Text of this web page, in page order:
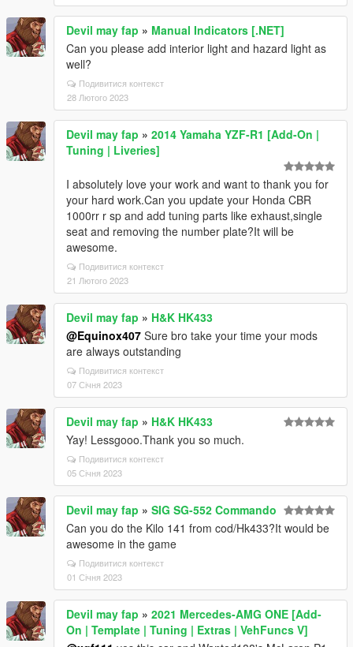
Devil may fap » Manual Indicators [.NET]
Can you please add interior light and hazard light as
well?
Подивитися контекст
28 Лютого 2023
Devil may fap » 2014 Yamaha YZF-R1 [Add-On |
Tuning | Liveries]
I absolutely love your work and want to thank you for
your hard work.Can you update your Honda CBR
1000rr r sp and add tuning parts like exhaust,single
seat and removing the number plate?It will be
awesome.
Подивитися контекст
21 Лютого 2023
Devil may fap » H&K HK433
@Equinox407 Sure bro take your time your mods
are always outstanding
Подивитися контекст
07 Січня 2023
Devil may fap » H&K HK433
Yay! Lessgooo.Thank you so much.
Подивитися контекст
05 Січня 2023
Devil may fap » SIG SG-552 Commando
Can you do the Kilo 141 from cod/Hk433?It would be
awesome in the game
Подивитися контекст
01 Січня 2023
Devil may fap » 2021 Mercedes-AMG ONE [Add-
On | Template | Tuning | Extras | VehFuncs V]